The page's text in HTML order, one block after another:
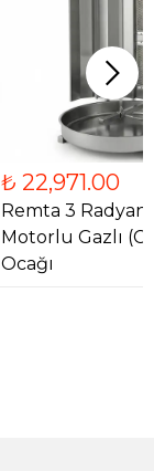
₺ 22,971.00
Remta 3
Motorlu Gazlı
Ocağı